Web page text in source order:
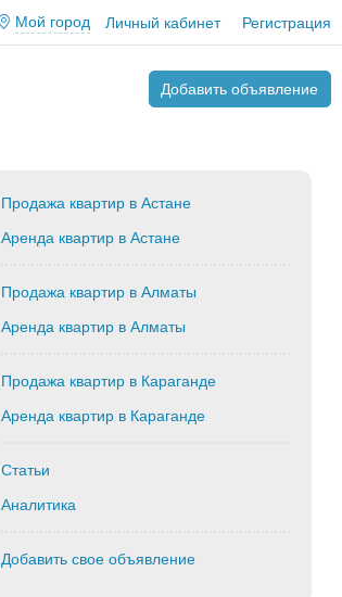
Мой город Личный кабинет Регистрация
Добавить объявление
Продажа квартир в Астане
Аренда квартир в Астане
Продажа квартир в Алматы
Аренда квартир в Алматы
Продажа квартир в Караганде
Аренда квартир в Караганде
Статьи
Аналитика
Добавить свое объявление